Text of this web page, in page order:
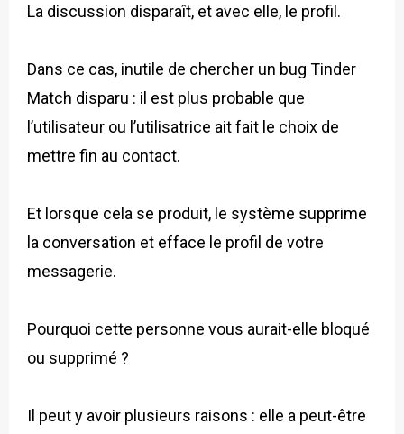
La discussion disparaît, et avec elle, le profil.
Dans ce cas, inutile de chercher un bug Tinder
Match disparu : il est plus probable que
l’utilisateur ou l’utilisatrice ait fait le choix de
mettre fin au contact.
Et lorsque cela se produit, le système supprime
la conversation et efface le profil de votre
messagerie.
Pourquoi cette personne vous aurait-elle bloqué
ou supprimé ?
Il peut y avoir plusieurs raisons : elle a peut-être